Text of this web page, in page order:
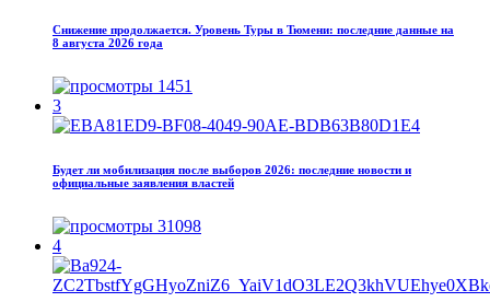
Снижение продолжается. Уровень Туры в Тюмени: последние данные на
8 августа 2026 года
1451
3
Будет ли мобилизация после выборов 2026: последние новости и
официальные заявления властей
31098
4